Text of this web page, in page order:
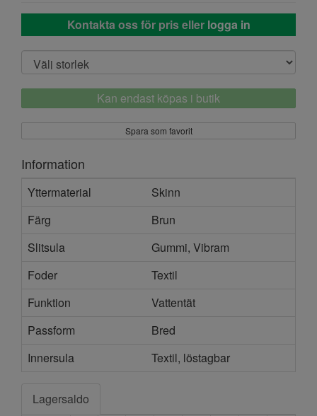
Kontakta oss för pris eller logga in
Kan endast köpas i butik
Spara som favorit
Information
Yttermaterial
Skinn
Färg
Brun
Slitsula
Gummi, Vibram
Foder
Textil
Funktion
Vattentät
Passform
Bred
Innersula
Textil, löstagbar
Lagersaldo